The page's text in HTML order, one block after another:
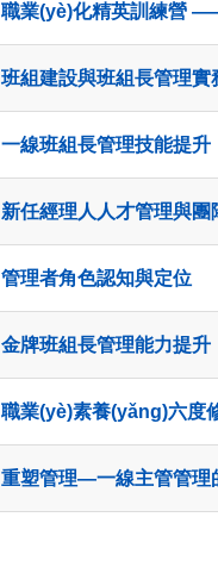
職業(yè)化精英訓練營
班組建設與班組長管理實
一線班組長管理技能提升
新任經理人人才管理與
管理者角色認知與定位
金牌班組長管理能力提升
職業(yè)素養(yǎng)六度
重塑管理—一線主管管理